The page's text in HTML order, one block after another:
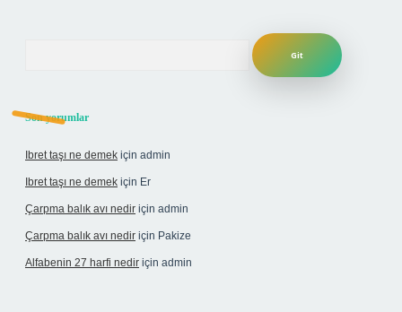
Son yorumlar
Ibret taşı ne demek için admin
Ibret taşı ne demek için Er
Çarpma balık avı nedir için admin
Çarpma balık avı nedir için Pakize
Alfabenin 27 harfi nedir için admin